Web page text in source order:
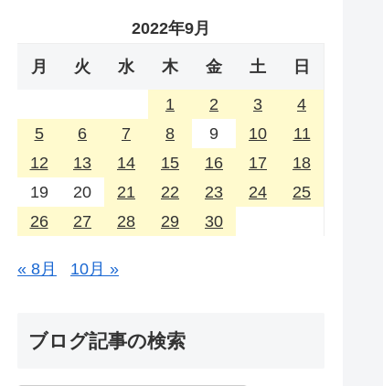
2022年9月
月 火 水 木 金 土 日
1 2 3
4
5
6 7 8 9 10
11
12
13 14 15 16 17
18
19
20 21 22 23 24
25
26
27 28 29 30
« 8月 10月 »
ブログ記事の検索